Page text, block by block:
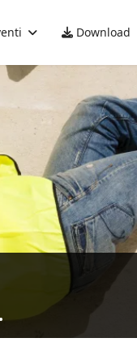
Download